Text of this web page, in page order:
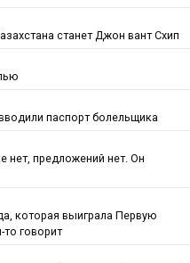
станет Джон вант Схип
паспорт болельщика
нет, предложений нет. Он
которая выиграла Первую
то говорит